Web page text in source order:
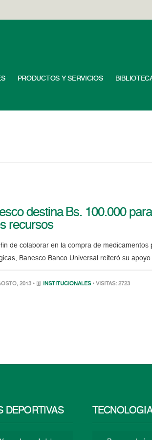
PRODUCTOS Y SERVICIOS
destina Bs. 100.000
recursos
de colaborar en la compra de
Banesco Banco Universal reiteró su
2013 • INSTITUCIONALES • VISITAS: 2723
DEPORTIVAS TECNOLOGÍA